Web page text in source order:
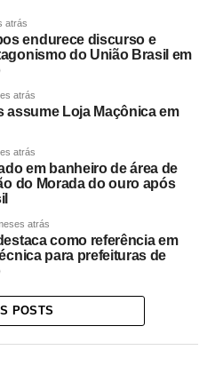
atrás
endurece discurso e
do União Brasil em
atrás
assume Loja Maçônica em
atrás
em banheiro de área de
do Morada do ouro após
atrás
como referência em
para prefeituras de
POSTS